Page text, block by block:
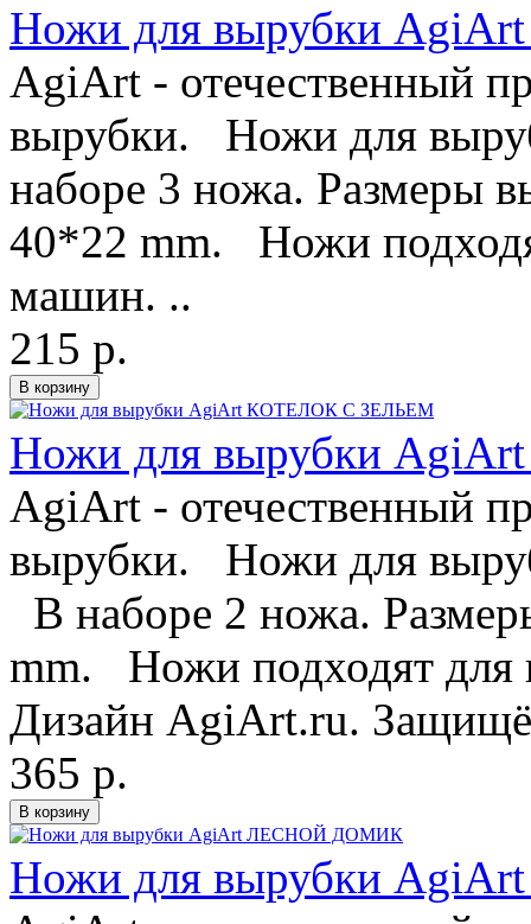
Ножи для вырубки
AgiArt - отечественный
вырубки. Ножи для
наборе 3 ножа. Размеры
40*22 mm. Ножи
машин. ..
215 р.
Ножи для вырубки
AgiArt - отечественный
вырубки. Ножи для
В наборе 2 ножа.
mm. Ножи подходят
Дизайн AgiArt.ru.
365 р.
Ножи для вырубки